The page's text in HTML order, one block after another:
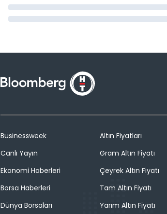
Businessweek
Canlı Yayın
Ekonomi Haberleri
Borsa Haberleri
Dünya Borsaları
Altın Fiyatları
Gram Altın Fiyatı
Çeyrek Altın Fiyatı
Tam Altın Fiyatı
Yarım Altın Fiyatı